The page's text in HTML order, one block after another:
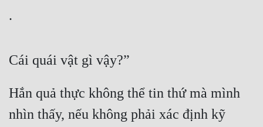
Huyền Huyễn
Huyền Ảo
Hài Hước
Hệ Thống
.
Cái quái vật gì vậy?”
Hắn quả thực không thể tin thứ mà mình
nhìn thấy, nếu không phải xác định kỹ